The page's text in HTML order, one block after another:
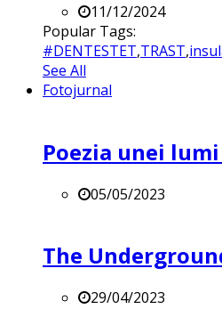
11/12/2024
Popular Tags:
#DENTESTET,TRAST,
See All
Fotojurnal
Poezia unei
05/05/2023
The
29/04/2023